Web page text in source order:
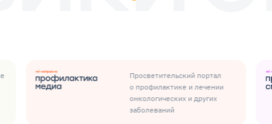
Просветительский портал
о профилактике и лечении
онкологических и других
заболеваний